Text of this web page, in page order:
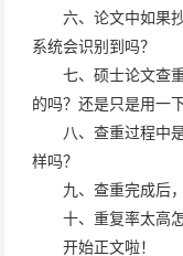
六、论文中如果
系统会识别到吗？
七、硕士论文查
的吗？还是只是用一
八、查重过程中
样吗？
九、查重完成后
十、重复率太高
开始正文啦！